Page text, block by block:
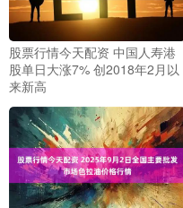
股票行情今天配资 中国人寿港
股单日大涨7% 创2018年2月以
来新高